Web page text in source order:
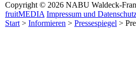
Copyright © 2026 NABU Waldeck-
fruitMEDIA Impressum und
Start> Informieren > Pressespiegel >